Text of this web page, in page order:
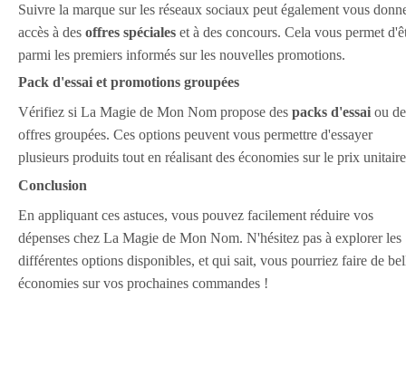
Suivre la marque sur les réseaux sociaux peut également vous
accès à des offres spéciales et à des concours. Cela vous permet
parmi les premiers informés sur les nouvelles promotions.
Pack d'essai et promotions groupées
Vérifiez si La Magie de Mon Nom propose des packs d'essai ou
offres groupées. Ces options peuvent vous permettre d'essayer
plusieurs produits tout en réalisant des économies sur le prix
Conclusion
En appliquant ces astuces, vous pouvez facilement réduire vos
dépenses chez La Magie de Mon Nom. N'hésitez pas à explorer les
différentes options disponibles, et qui sait, vous pourriez faire de
économies sur vos prochaines commandes !